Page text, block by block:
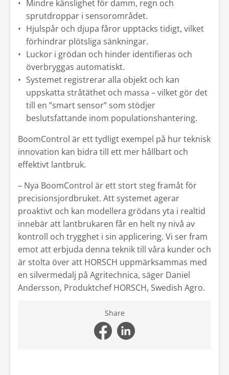
Mindre känslighet för damm, regn och
sprutdroppar i sensorområdet.
Hjulspår och djupa fåror upptäcks tidigt, vilket
förhindrar plötsliga sänkningar.
Luckor i grödan och hinder identifieras och
överbryggas automatiskt.
Systemet registrerar alla objekt och kan
uppskatta stråtäthet och massa – vilket gör det
till en ”smart sensor” som stödjer
beslutsfattande inom populationshantering.
BoomControl är ett tydligt exempel på hur teknisk
innovation kan bidra till ett mer hållbart och
effektivt lantbruk.
– Nya BoomControl är ett stort steg framåt för
precisionsjordbruket. Att systemet agerar
proaktivt och kan modellera grödans yta i realtid
innebär att lantbrukaren får en helt ny nivå av
kontroll och trygghet i sin applicering. Vi ser fram
emot att erbjuda denna teknik till våra kunder och
är stolta över att HORSCH uppmärksammas med
en silvermedalj på Agritechnica, säger Daniel
Andersson, Produktchef HORSCH, Swedish Agro.
Share